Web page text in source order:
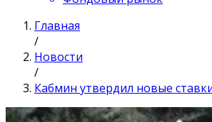
Главная
/
Новости
/
Кабмин утвердил новые